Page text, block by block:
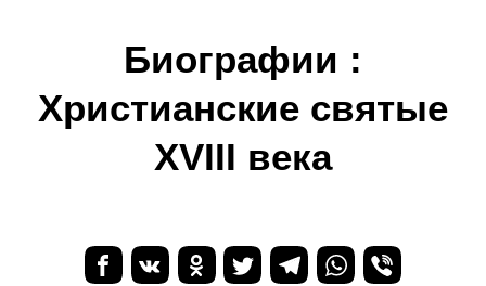
Биографии :
Христианские святые
XVIII века